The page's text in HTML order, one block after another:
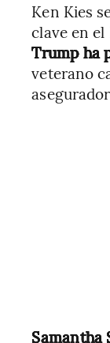
Ken Kies
clave en
Trump ha
veterano
Samantha